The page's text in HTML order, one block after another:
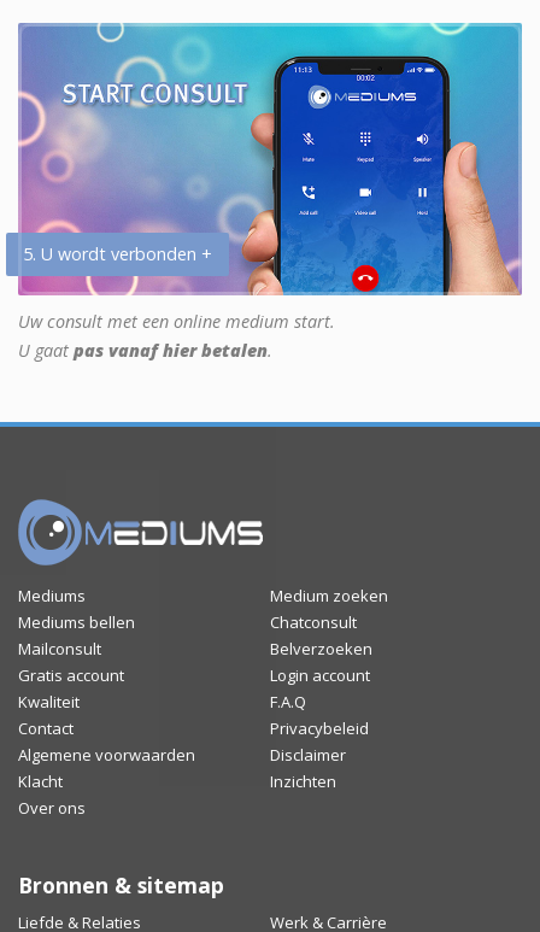
5. U wordt verbonden +
Uw consult met een online medium start.
U gaat pas vanaf hier betalen.
Mediums
Medium zoeken
Mediums bellen
Chatconsult
Mailconsult
Belverzoeken
Gratis account
Login account
Kwaliteit
F.A.Q
Contact
Privacybeleid
Algemene voorwaarden
Disclaimer
Klacht
Inzichten
Over ons
Bronnen & sitemap
Liefde & Relaties Werk & Carrière